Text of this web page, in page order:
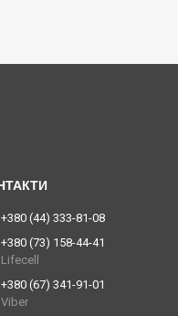
+380 (44) 333-81-08
+380 (73) 158-44-41
Lifecell
+380 (67) 341-91-01
Viber